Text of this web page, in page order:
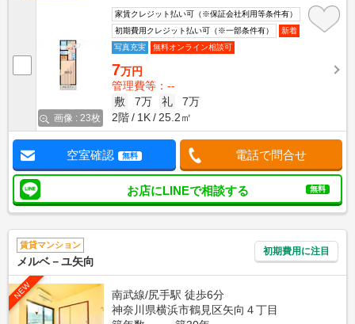
画像 : 23枚
家賃クレジット払い可（※保証会社利用等条件有）
初期費用クレジット払い可（※一部条件有）
新着
写真充実
無料オンライン相談可
7万円
管理費等：--
敷
7万 礼
7万
2階
1K 25.2㎡
空室確認 無料 電話で問合せ
お店にLINEで相談する 無料
賃貸マンション
メルベ－ユ矢向
初期費用に注目
NEW
南武線/尻手駅 徒歩6分
神奈川県横浜市鶴見区矢向４丁目